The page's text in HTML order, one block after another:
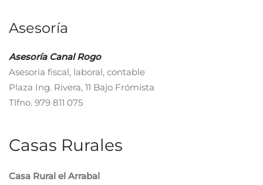
Asesoría
Asesoría Canal Rogo
Asesoria fiscal, laboral, contable
Plaza Ing. Rivera, 11 Bajo Frómista
Tlfno. 979 811 075
Casas Rurales
Casa Rural el Arrabal